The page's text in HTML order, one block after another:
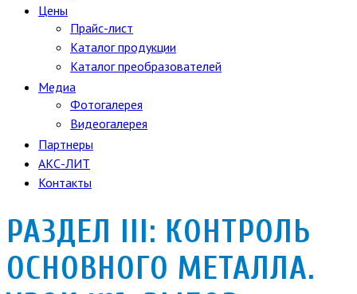
Цены
Прайс-лист
Каталог продукции
Каталог преобразователей
Медиа
Фотогалерея
Видеогалерея
Партнеры
АКС-ЛИТ
Контакты
РАЗДЕЛ III: КОНТРОЛЬ
ОСНОВНОГО МЕТАЛЛА.